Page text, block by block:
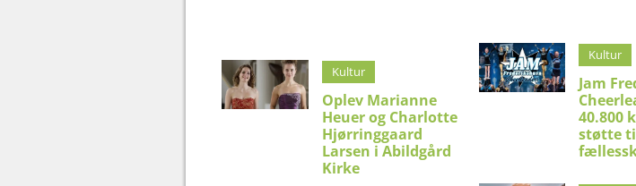
Kultur
Oplev Marianne
Heuer og Charlotte
Hjørringgaard
Larsen i Abildgård
Kirke
Kultur
Jam
40.800
støtte